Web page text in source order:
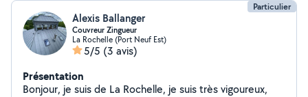
Particulier
Alexis Ballanger
Couvreur Zingueur
La Rochelle (Port Neuf Est)
5/5 (3 avis)
Présentation
Bonjour, je suis de La Rochelle, je suis très vigoureux,